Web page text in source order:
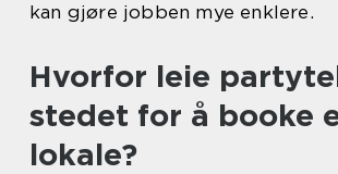
kan gjøre jobben mye enklere.
Hvorfor leie
stedet for å booke
lokale?